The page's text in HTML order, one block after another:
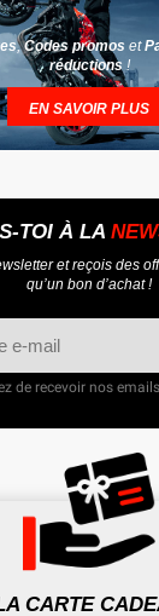
,Codes promos et
réductions !
EN SAVOIR PLUS
TOI À LA
et reçois des
qu’un bon d’achat !
de recevoir nos
CARTE